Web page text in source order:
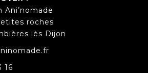
Ani’nomade
roches
lès Dijon
16